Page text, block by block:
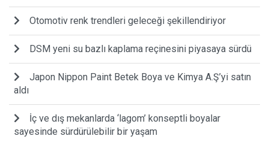
Otomotiv renk trendleri geleceği şekillendiriyor
DSM yeni su bazlı kaplama reçinesini piyasaya sürdü
Japon Nippon Paint Betek Boya ve Kimya A.Ş’yi satın
aldı
İç ve dış mekanlarda ‘lagom’ konseptli boyalar
sayesinde sürdürülebilir bir yaşam